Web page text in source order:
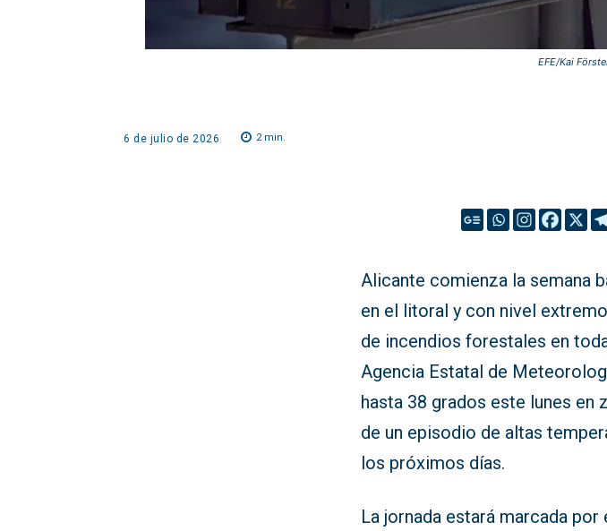
EFE/Kai
6 de julio de 2026 2min.
Alicante comienza la semana
en el litoral y con nivel
de incendios forestales en
Agencia Estatal de
hasta 38 grados este lunes en
de un episodio de altas
los próximos días.
La jornada estará marcada